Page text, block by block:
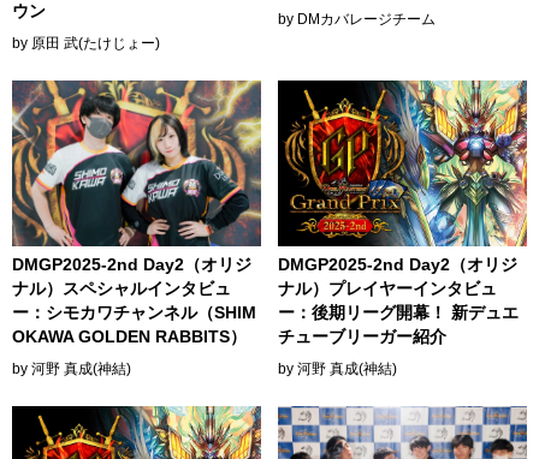
ウン
by 原田 武(たけじょー)
by DMカバレージチーム
DMGP2025-2nd Day2（オリジ
ナル）スペシャルインタビュ
ー：シモカワチャンネル（SHIM
OKAWA GOLDEN RABBITS）
by 河野 真成(神結)
DMGP2025-2nd Day2（オリジ
ナル）プレイヤーインタビュ
ー：後期リーグ開幕！ 新デュエ
チューブリーガー紹介
by 河野 真成(神結)